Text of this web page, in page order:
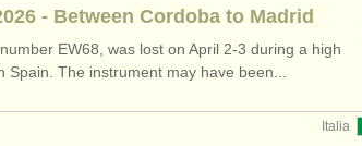
- Between Cordoba to Madrid
EW68, was lost on April 2-3 during a high
Spain. The instrument may have been...
Italia